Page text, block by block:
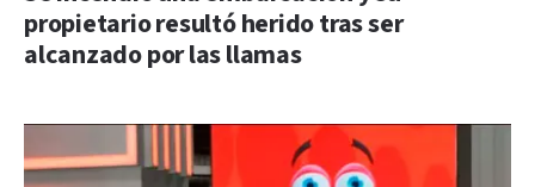
propietario resultó herido tras ser
alcanzado por las llamas